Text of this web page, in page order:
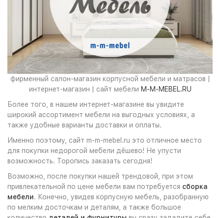
фирменный салон-магазин корпусной мебели и матрасов |
интернет-магазин | сайт мебели M-M-MEBEL.RU
Более того, в нашем интернет-магазине вы увидите
широкий ассортимент мебели на выгодных условиях, а
также удобные варианты доставки и оплаты.
Именно поэтому, сайт m-m-mebel.ru это отличное место
для покупки недорогой мебели дёшево! Не упусти
возможность. Торопись заказать сегодня!
Возможно, после покупки нашей трендовой, при этом
привлекательной по цене мебели вам потребуется сборка
мебели. Конечно, увидев корпусную мебель, разобранную
по мелким досточкам и деталям, а также большое